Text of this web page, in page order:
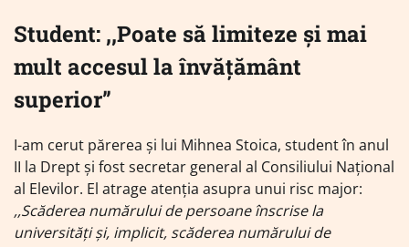
Student: ,,Poate să limiteze și mai
mult accesul la învățământ
superior”
I-am cerut părerea și lui Mihnea Stoica, student în anul
II la Drept și fost secretar general al Consiliului Național
al Elevilor. El atrage atenția asupra unui risc major:
,,Scăderea numărului de persoane înscrise la
universități și, implicit, scăderea numărului de